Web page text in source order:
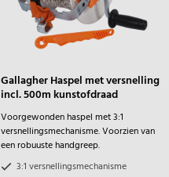
Gallagher Haspel met versnelling
incl. 500m kunstofdraad
Voorgewonden haspel met 3:1
versnellingsmechanisme. Voorzien van
een robuuste handgreep.
3:1 versnellingsmechanisme